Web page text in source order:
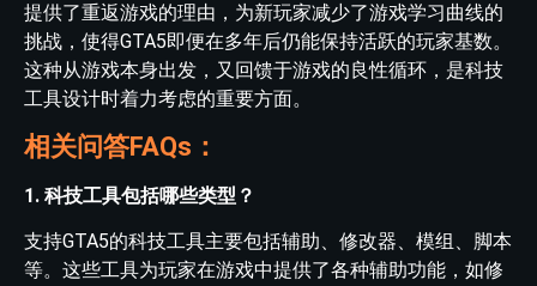
提供了重返游戏的理由，为新玩家减少了游戏学习曲线的
挑战，使得GTA5即便在多年后仍能保持活跃的玩家基数。
这种从游戏本身出发，又回馈于游戏的良性循环，是科技
工具设计时着力考虑的重要方面。
相关问答FAQs：
1. 科技工具包括哪些类型？
支持GTA5的科技工具主要包括辅助、修改器、模组、脚本
等。这些工具为玩家在游戏中提供了各种辅助功能，如修